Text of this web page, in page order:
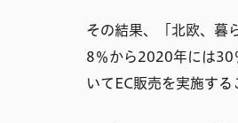
その結果、「北欧、暮
8％から2020年には30
いてEC販売を実施する